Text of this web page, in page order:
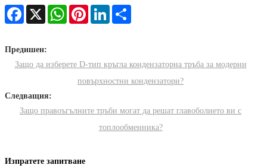
Facebook
X WhatsAppPinterestLinkedIn
Предишен:
Защо да изберете D-тип кръгла кондензаторна тръба за модерни
повърхностни кондензатори?
Следващия:
Защо правоъгълните тръби могат да решат главоболието ви с
топлообменника?
Изпратете запитване